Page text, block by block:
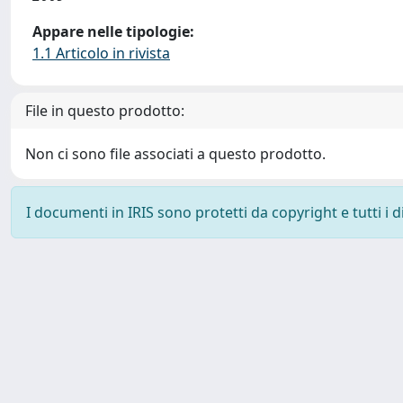
Appare nelle tipologie:
1.1 Articolo in rivista
File in questo prodotto:
Non ci sono file associati a questo prodotto.
I documenti in IRIS sono protetti da copyright e tutti i